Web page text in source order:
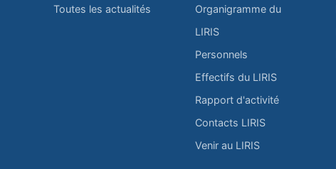
Toutes les actualités
Organigramme du
LIRIS
Personnels
Effectifs du LIRIS
Rapport d'activité
Contacts LIRIS
Venir au LIRIS